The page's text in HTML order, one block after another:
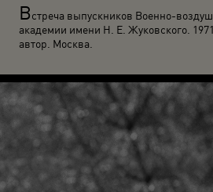
Встреча выпускников Военно-
академии имени Н. Е. Жуковского.
автор. Москва.